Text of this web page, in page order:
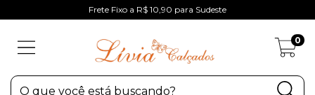
Frete Fixo a R$ 10,90 para Sudeste
0